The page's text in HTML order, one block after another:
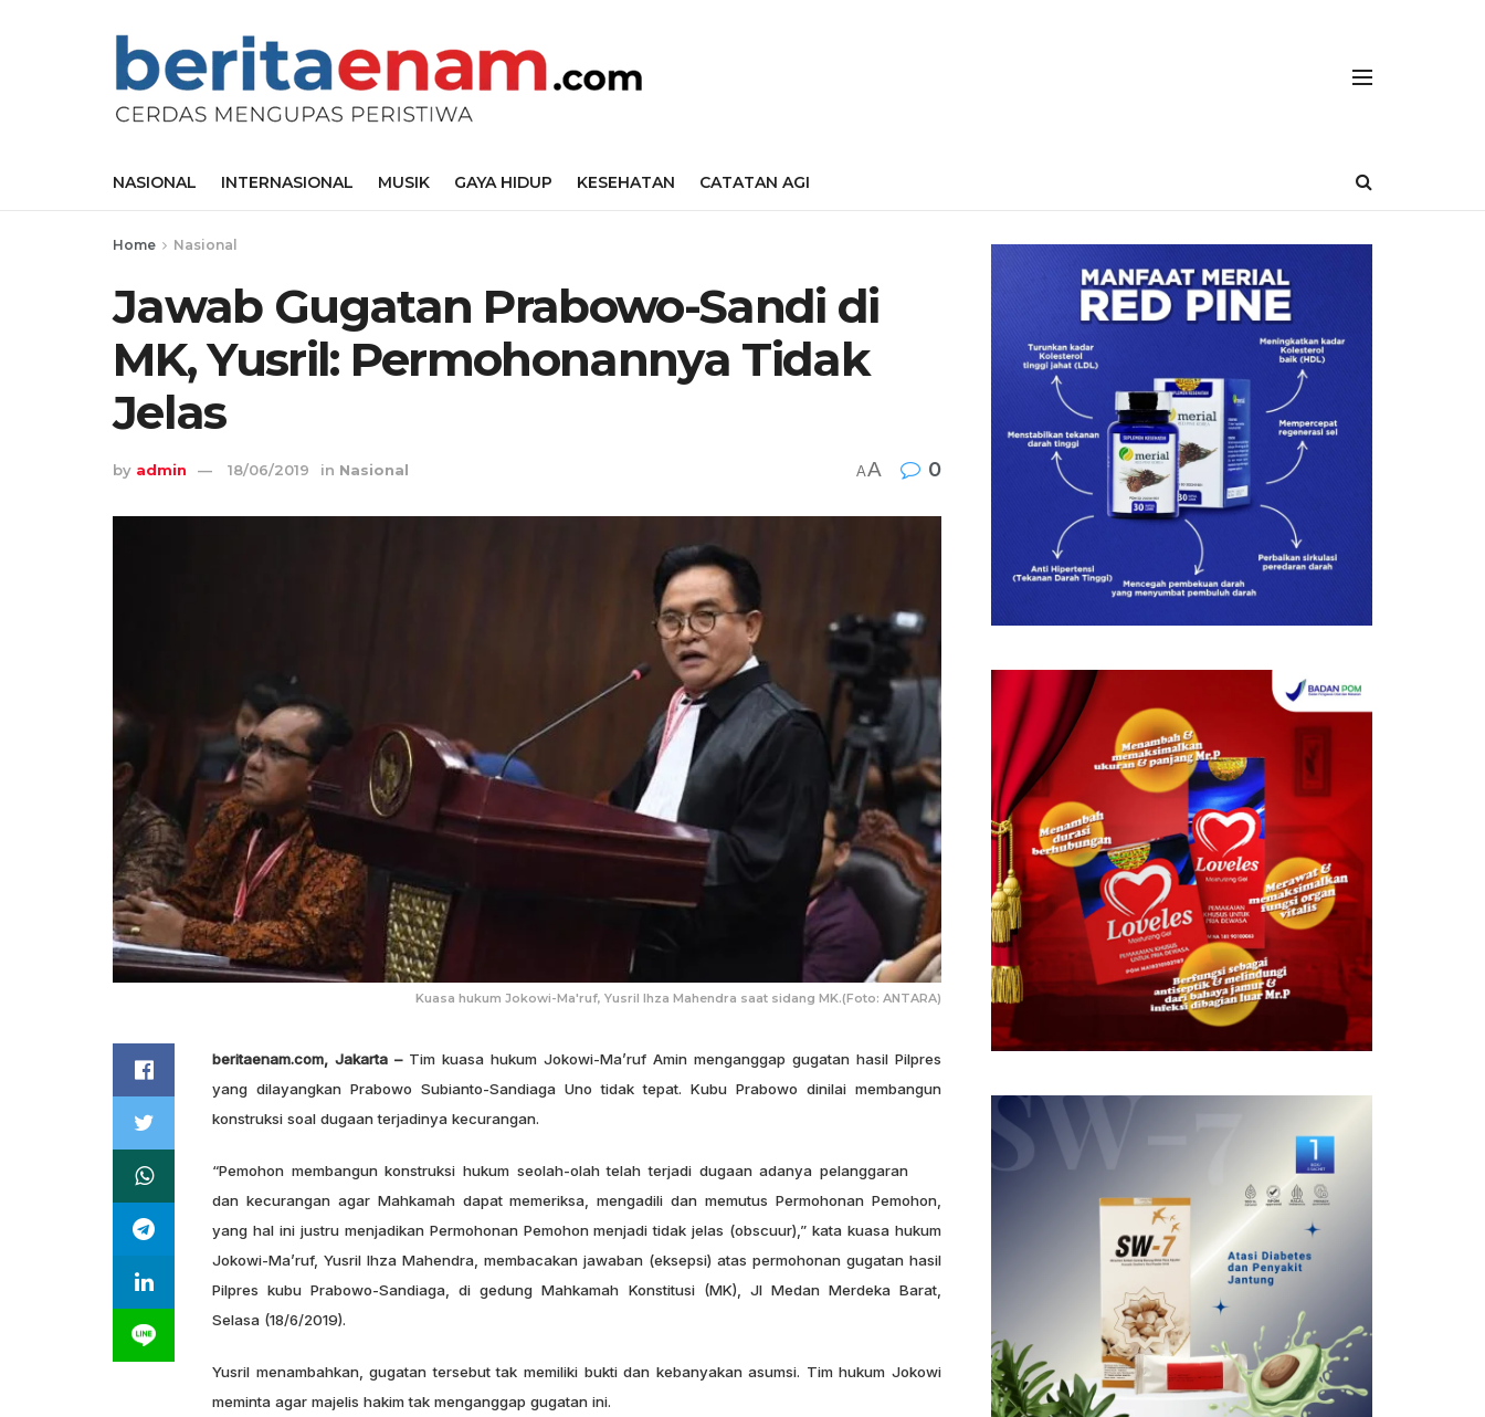
NASIONAL INTERNASIONAL MUSIK GAYA HIDUP KESEHATAN CATATAN AGI
Home Nasional
Jawab Gugatan Prabowo-Sandi di
MK, Yusril: Permohonannya Tidak
Jelas
by admin 18/06/2019 in Nasional AA 0
Kuasa hukum Jokowi-Ma'ruf, Yusril Ihza Mahendra saat sidang MK.(Foto: ANTARA)
beritaenam.com, Jakarta –Tim kuasa hukum Jokowi-Ma’ruf Amin menganggap gugatan hasil Pilpres
yang dilayangkan Prabowo Subianto-Sandiaga Uno tidak tepat. Kubu Prabowo dinilai membangun
konstruksi soal dugaan terjadinya kecurangan.
“Pemohon membangun konstruksi hukum seolah-olah telah terjadi dugaan adanya pelanggaran
dan kecurangan agar Mahkamah dapat memeriksa, mengadili dan memutus Permohonan Pemohon,
yang hal ini justru menjadikan Permohonan Pemohon menjadi tidak jelas (obscuur),” kata kuasa hukum
Jokowi-Ma’ruf, Yusril Ihza Mahendra, membacakan jawaban (eksepsi) atas permohonan gugatan hasil
Pilpres kubu Prabowo-Sandiaga, di gedung Mahkamah Konstitusi (MK), Jl Medan Merdeka Barat,
Selasa (18/6/2019).
Yusril menambahkan, gugatan tersebut tak memiliki bukti dan kebanyakan asumsi. Tim hukum Jokowi
meminta agar majelis hakim tak menganggap gugatan ini.